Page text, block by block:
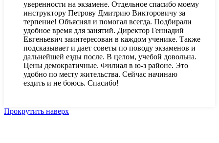
уверенности на экзамене. Отдельное спасибо моему
инструктору Петрову Дмитрию Викторовичу за
терпение! Объяснял и помогал всегда. Подбирали
удобное время для занятий. Директор Геннадий
Евгеньевич заинтересован в каждом ученике. Также
подсказывает и дает советы по поводу экзаменов и
дальнейшей езды после. В целом, учебой довольна.
Цены демократичные. Филиал в ю-з районе. Это
удобно по месту жительства. Сейчас начинаю
ездить и не боюсь. Спасибо!
Прокрутить наверх